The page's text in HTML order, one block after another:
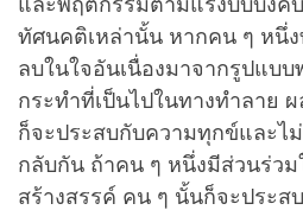
ทัศนคติเหล่านั้น หากคน ๆ หนึ่ง
ลบในใจอันเนื่องมาจากรูปแบ
กระทำที่เป็นไปในทางทำลาย
ก็จะประสบกับความทุกข์และไ
กลับกัน ถ้าคน ๆ หนึ่งมีส่วนร่วม
สร้างสรรค์ คน ๆ นั้นก็จะประส